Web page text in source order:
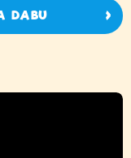
DABU